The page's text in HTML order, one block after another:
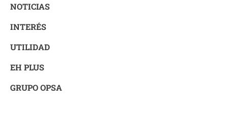
NOTICIAS
INTERÉS
UTILIDAD
EH PLUS
GRUPO OPSA